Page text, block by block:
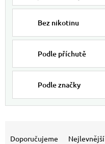
Bez nikotinu
Podle příchutě
Podle značky
Doporučujeme Nejlevnější